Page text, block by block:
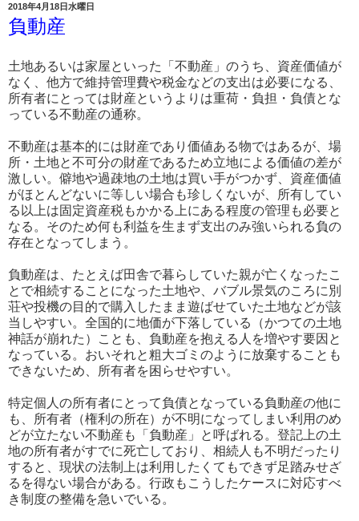
2018年4月18日水曜日
負動産
土地あるいは家屋といった「不動産」のうち、資産価値が
なく、他方で維持管理費や税金などの支出は必要になる、
所有者にとっては財産というよりは重荷・負担・負債とな
っている不動産の通称。
不動産は基本的には財産であり価値ある物ではあるが、場
所・土地と不可分の財産であるため立地による価値の差が
激しい。僻地や過疎地の土地は買い手がつかず、資産価値
がほとんどないに等しい場合も珍しくないが、所有してい
る以上は固定資産税もかかる上にある程度の管理も必要と
なる。そのため何も利益を生まず支出のみ強いられる負の
存在となってしまう。
負動産は、たとえば田舎で暮らしていた親が亡くなったこ
とで相続することになった土地や、バブル景気のころに別
荘や投機の目的で購入したまま遊ばせていた土地などが該
当しやすい。全国的に地価が下落している（かつての土地
神話が崩れた）ことも、負動産を抱える人を増やす要因と
なっている。おいそれと粗大ゴミのように放棄することも
できないため、所有者を困らせやすい。
特定個人の所有者にとって負債となっている負動産の他に
も、所有者（権利の所在）が不明になってしまい利用のめ
どが立たない不動産も「負動産」と呼ばれる。登記上の土
地の所有者がすでに死亡しており、相続人も不明だったり
すると、現状の法制上は利用したくてもできず足踏みせざ
るを得ない場合がある。行政もこうしたケースに対応すべ
き制度の整備を急いでいる。